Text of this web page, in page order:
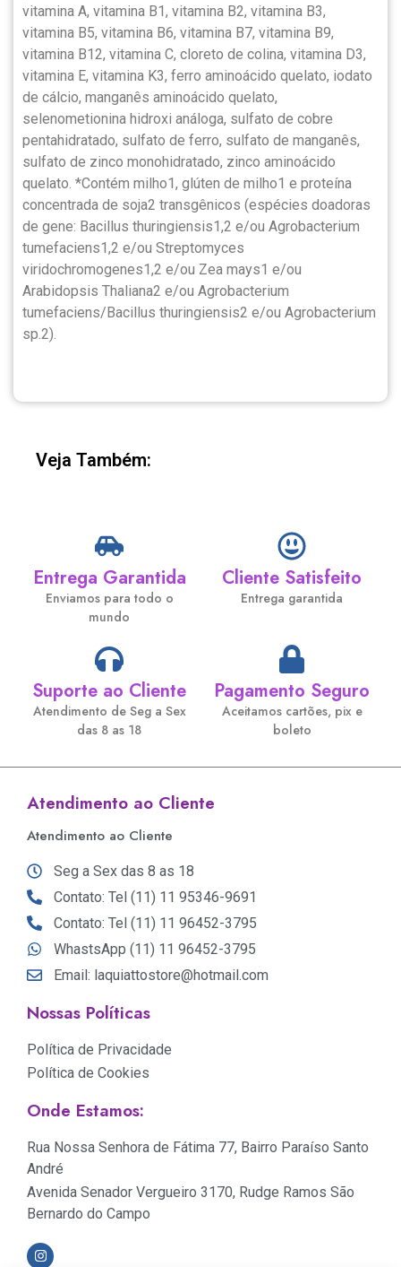
vitamina A, vitamina B1, vitamina B2, vitamina B3,
vitamina B5, vitamina B6, vitamina B7, vitamina B9,
vitamina B12, vitamina C, cloreto de colina, vitamina D3,
vitamina E, vitamina K3, ferro aminoácido quelato, iodato
de cálcio, manganês aminoácido quelato,
selenometionina hidroxi análoga, sulfato de cobre
pentahidratado, sulfato de ferro, sulfato de manganês,
sulfato de zinco monohidratado, zinco aminoácido
quelato. *Contém milho1, glúten de milho1 e proteína
concentrada de soja2 transgênicos (espécies doadoras
de gene: Bacillus thuringiensis1,2 e/ou Agrobacterium
tumefaciens1,2 e/ou Streptomyces
viridochromogenes1,2 e/ou Zea mays1 e/ou
Arabidopsis Thaliana2 e/ou Agrobacterium
tumefaciens/Bacillus thuringiensis2 e/ou Agrobacterium
sp.2).
Veja Também:
Entrega Garantida
Enviamos para todo o
mundo
Cliente Satisfeito
Entrega garantida
Suporte ao Cliente
Atendimento de Seg a Sex
das 8 as 18
Pagamento Seguro
Aceitamos cartões, pix e
boleto
Atendimento ao Cliente
Atendimento ao Cliente
Seg a Sex das 8 as 18
Contato: Tel (11) 11 95346-9691
Contato: Tel (11) 11 96452-3795
WhastsApp (11) 11 96452-3795
Email: laquiattostore@hotmail.com
Nossas Políticas
Política de Privacidade
Política de Cookies
Onde Estamos:
Rua Nossa Senhora de Fátima 77, Bairro Paraíso Santo
André
Avenida Senador Vergueiro 3170, Rudge Ramos São
Bernardo do Campo